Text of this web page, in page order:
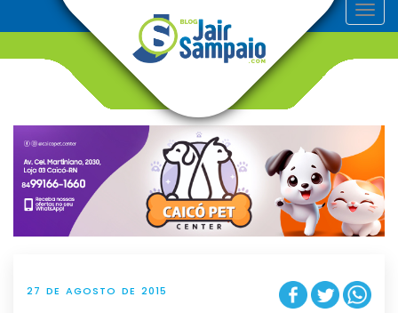
T
o
v
g
t
i
o
n
27 DE AGOSTO DE 2015